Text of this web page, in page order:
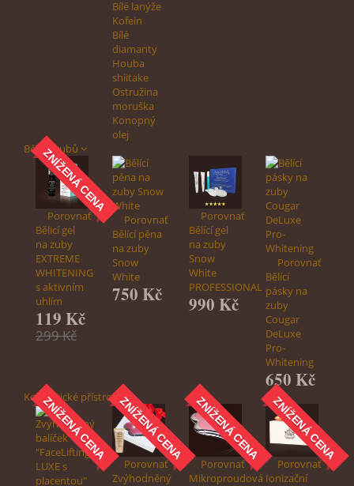
Bílé lanýže
Kofein
Bílé
diamanty
Houba
shiitake
Ostružina
moruška
Konopný
olej
Bělení zubů
ZNÍŽENÁ CENA
Porovnať
Bělicí gel
na zuby
EXTREME
WHITENING
s aktivním
uhlím
119 Kč
299 Kč
Porovnať
Bělící pěna
na zuby
Snow
White
750 Kč
Porovnať
Bělící gel
na zuby
Snow
White
PROFESSIONAL
990 Kč
Porovnať
Bělící
pásky na
zuby
Cougar
DeLuxe
Pro-
Whitening
650 Kč
Kosmetické přístroje
ZNÍŽENÁ CENAZNÍŽENÁ CENA
Porovnať
Zvýhodněný
ZNÍŽENÁ CENA
Porovnať
Mikroproudová
ZNÍŽENÁ CENA
Porovnať
Ionizační